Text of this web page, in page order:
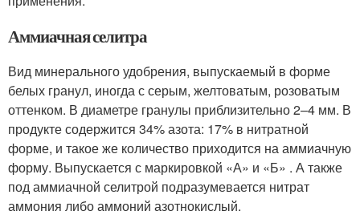
Аммиачная селитра
Вид минерального удобрения, выпускаемый в форме
белых гранул, иногда с серым, желтоватым, розоватым
оттенком. В диаметре гранулы приблизительно 2–4 мм. В
продукте содержится 34% азота: 17% в нитратной
форме, и такое же количество приходится на аммиачную
форму. Выпускается с маркировкой «А» и «Б» . А также
под аммиачной селитрой подразумевается нитрат
аммония либо аммоний азотнокислый.